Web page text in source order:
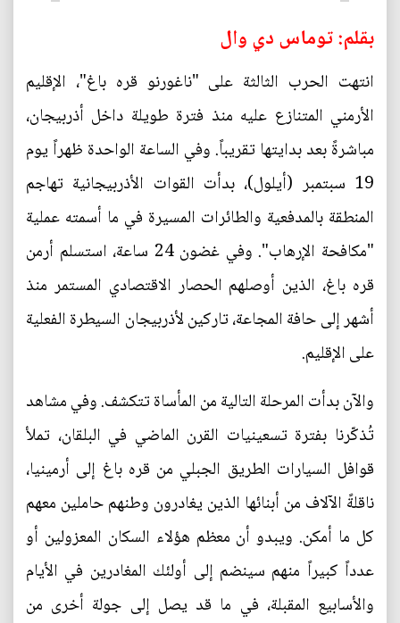
بقلم: توماس دي وال
انتهت الحرب الثالثة على "ناغورنو قره باغ"، الإقليم
الأرمني المتنازع عليه منذ فترة طويلة داخل أذربيجان،
مباشرةً بعد بدايتها تقريباً. وفي الساعة الواحدة ظهراً يوم
19 سبتمبر (أيلول)، بدأت القوات الأذربيجانية تهاجم
المنطقة بالمدفعية والطائرات المسيرة في ما أسمته عملية
"مكافحة الإرهاب". وفي غضون 24 ساعة، استسلم أرمن
قره باغ، الذين أوصلهم الحصار الاقتصادي المستمر منذ
أشهر إلى حافة المجاعة، تاركين لأذربيجان السيطرة الفعلية
على الإقليم.
والآن بدأت المرحلة التالية من المأساة تتكشف. وفي مشاهد
تُذكّرنا بفترة تسعينيات القرن الماضي في البلقان، تملأ
قوافل السيارات الطريق الجبلي من قره باغ إلى أرمينيا،
ناقلةً الآلاف من أبنائها الذين يغادرون وطنهم حاملين معهم
كل ما أمكن. ويبدو أن معظم هؤلاء السكان المعزولين أو
عدداً كبيراً منهم سينضم إلى أولئك المغادرين في الأيام
والأسابيع المقبلة، في ما قد يصل إلى جولة أخرى من